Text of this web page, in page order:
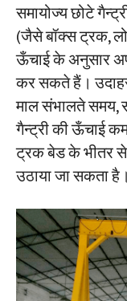
समायोज्य छोटे
(जैसे बॉक्स ट्रक,
ऊँचाई के अनुसार
कर सकते हैं।
माल संभालते समय,
गैन्ट्री की ऊँचाई
ट्रक बेड के भीतर से
उठाया जा सकता है।